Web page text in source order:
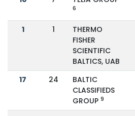
6
1 1
THERMO
FISHER
SCIENTIFIC
BALTICS, UAB
17 24
BALTIC
CLASSIFIEDS
GROUP 9